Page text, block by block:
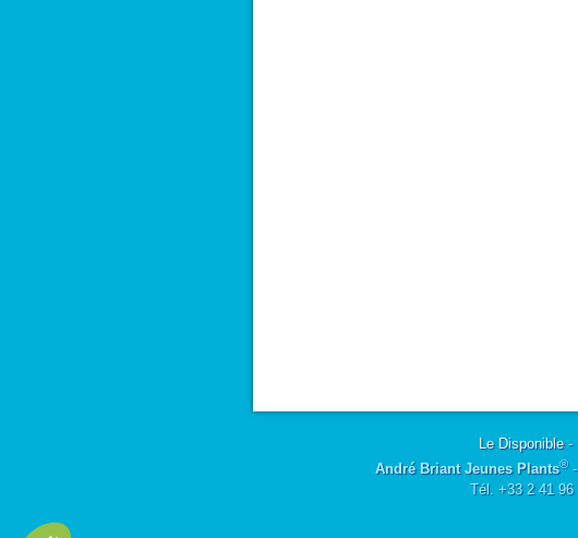
Le Disponible-
André Briant Jeunes Plants®-
Tél. +33 2 41